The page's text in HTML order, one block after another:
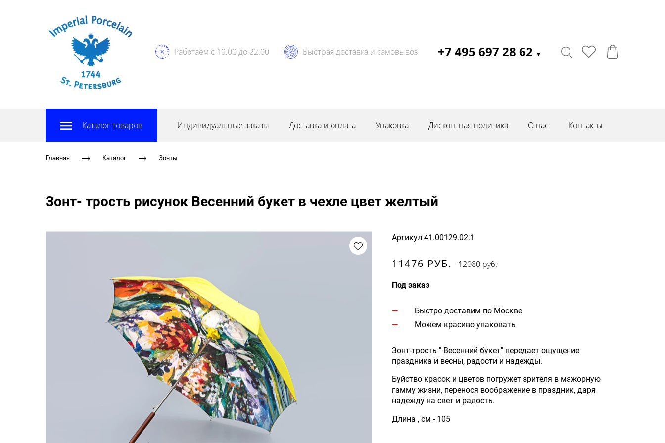
Работаем с 10.00 до 22.00 Быстрая доставка и самовывоз +7 495 697 28 62 ▼
Каталог товаров Индивидуальные заказы Доставка и оплата Упаковка Дисконтная политика О нас Контакты
Главная Каталог Зонты
Зонт- трость рисунок Весенний букет в чехле цвет желтый
Артикул 41.00129.02.1
11476 РУБ. 12080 руб.
Под заказ
Быстро доставим по Москве
Можем красиво упаковать
Зонт-трость " Весенний букет" передает ощущение
праздника и весны, радости и надежды.
Буйство красок и цветов погружет зрителя в мажорную
гамму жизни, перенося воображение в праздник, даря
надежду на свет и радость.
Длина , см - 105